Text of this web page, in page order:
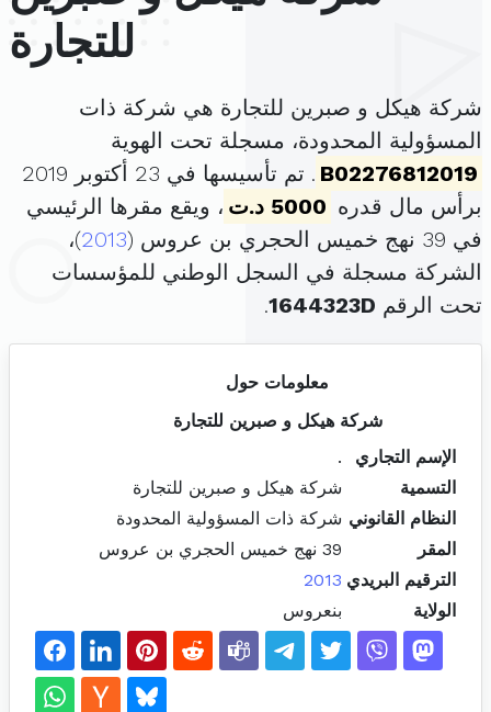
للتجارة
شركة هيكل و صبرين للتجارة هي شركة ذات
المسؤولية المحدودة، مسجلة تحت الهوية
B02276812019
. تم تأسيسها في 23 أكتوبر 2019
برأس مال قدره 5000 د.ت
، ويقع مقرها الرئيسي
في 39 نهج خميس الحجري بن عروس (
2013)،
الشركة مسجلة في السجل الوطني للمؤسسات
تحت الرقم 1644323D
.
معلومات حول
شركة هيكل و صبرين للتجارة
الإسم التجاري
.
التسمية
شركة هيكل و صبرين للتجارة
النظام القانوني شركة ذات المسؤولية المحدودة
المقر
39 نهج خميس الحجري بن عروس
الترقيم البريدي 2013
الولاية
بنعروس